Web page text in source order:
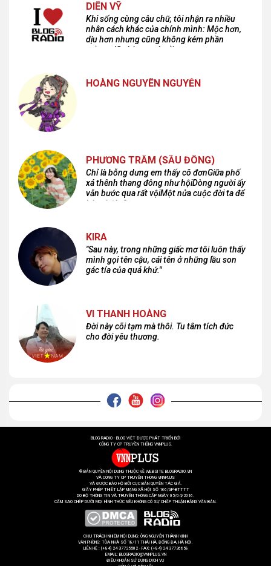
DIÊN VỸ
Khi sống cùng câu chữ, tôi nhận ra nhiều
nhân cách khác của chính mình: Mộc hơn,
dịu hơn nhưng cũng không kém phần
cuồng dã và hoang hoải...
HOÀNG NGUYÊN NGUYỄN
PHƯƠNG TRÂM (SẦU ĐÔNG)
Chỉ là bỗng dưng em thấy cô đơnGiữa phố
xá thênh thang đông như hộiDòng người ấy
vẫn bước qua rất vộiMột nửa cuộc đời ta để
lại nơi đâu?
KIRA
"Sau này, trong những giấc mơ tôi luôn thấy
mình gọi tên cậu, cái tên ở những lầu son
gác tía của quá khứ."
VI THANH HOÀNG
Đời này cõi tạm mà thôi. Tu tâm tích đức
cho đời yêu thương.
BLOG RADIO - BLOG VIỆT ĐƯỢC PHÁT TRIỂN BỞI
CÔNG TY CP TRUYỀN THÔNG VNNPLUS.
® BẢN QUYỀN NỘI DUNG THUỘC VỀ WEBSITE BLOGRADIO.VN
VÀ CÔNG TY CP TRUYỀN THÔNG VNNPLUS
VÀ ĐƯỢC BẢO HỘ BỞI CỤC BẢN QUYỀN TÁC GIẢ.
GIẤY PHÉP THIẾT LẬP MẠNG XÃ HỘI SỐ 166/GP-BTTTT
DO BỘ THÔNG TIN VÀ TRUYỀN THÔNG CẤP NGÀY 05/04/2016.
CẤM SAO CHÉP DƯỚI MỌI HÌNH THỨC NẾU KHÔNG CÓ SỰ CHẤP THUẬN BẰNG VĂN BẢN.
CHỊU TRÁCH NHIỆM NỘI DUNG: ÔNG NGUYỄN THÀNH VINH
VĂN PHÒNG: TÒA NHÀ SỐ 18/11 THÁI HÀ, ĐỐNG ĐA, HÀ NỘI.
LIÊN HỆ : (+84) 24 37725502 - FAX: (+84) 24 37726658
EMAIL: BLOGRADIO@VNNPLUS.VN
ĐIỀU KHOẢN SỬ DỤNG DỊCH VỤ